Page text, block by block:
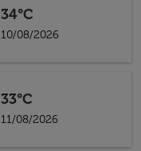
34°C
10/08/2026
33°C
11/08/2026